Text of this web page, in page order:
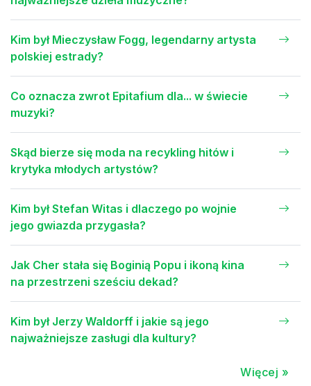
Kim był Mieczysław Fogg, legendarny artysta
polskiej estrady?
Co oznacza zwrot Epitafium dla... w świecie
muzyki?
Skąd bierze się moda na recykling hitów i
krytyka młodych artystów?
Kim był Stefan Witas i dlaczego po wojnie
jego gwiazda przygasła?
Jak Cher stała się Boginią Popu i ikoną kina
na przestrzeni sześciu dekad?
Kim był Jerzy Waldorff i jakie są jego
najważniejsze zasługi dla kultury?
Więcej »